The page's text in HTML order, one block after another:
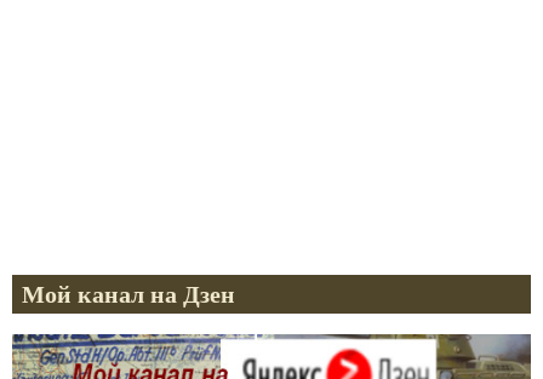
Мой канал на Дзен